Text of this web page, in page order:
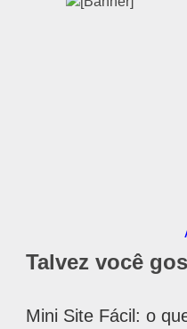
Talvez você
Mini Site Fácil: o